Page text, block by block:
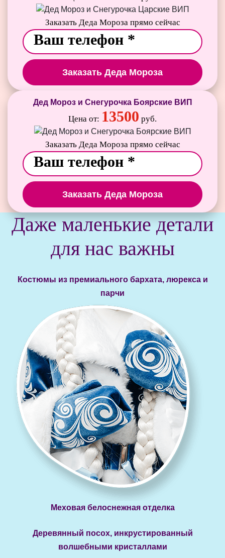
Заказать Деда Мороза прямо сейчас
Заказать Деда Мороза
Дед Мороз и Снегурочка Боярские ВИП
Цена от: 13500 руб.
Заказать Деда Мороза прямо сейчас
Заказать Деда Мороза
Даже маленькие детали
для нас важны
Костюмы из премиального бархата, люрекса и
парчи
Меховая белоснежная отделка
Деревянный посох, инкрустированный
волшебными кристаллами